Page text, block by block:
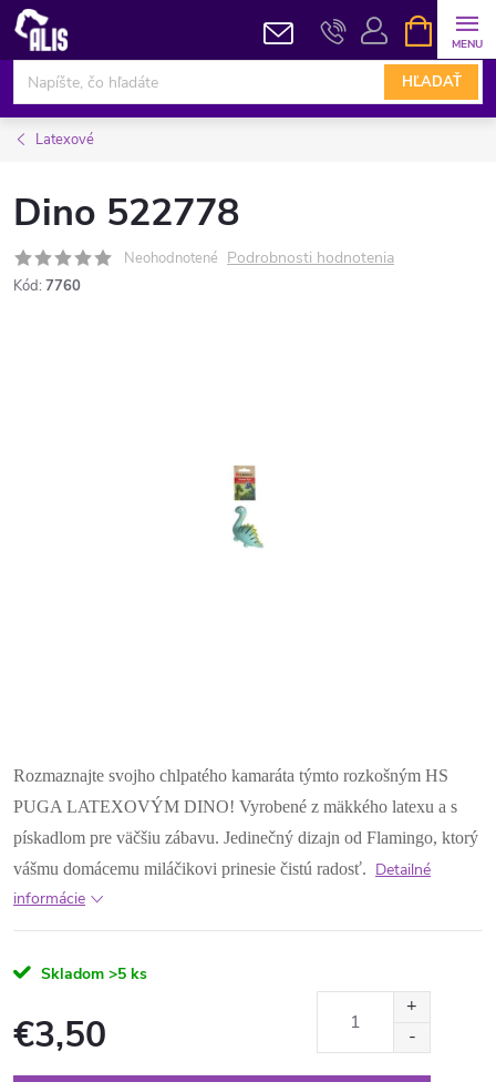
Prejsť
obsah
HĽADAŤ
KOŠÍK
Latexové
Dino 522778
Neohodnotené Podrobnosti hodnotenia
Kód: 7760
Rozmaznajte svojho chlpatého kamaráta týmto rozkošným HS
PUGA LATEXOVÝM DINO! Vyrobené z mäkkého latexu a s
pískadlom pre väčšiu zábavu. Jedinečný dizajn od Flamingo, ktorý
vášmu domácemu miláčikovi prinesie čistú radosť. Detailné
informácie
Skladom >5 ks
€3,50